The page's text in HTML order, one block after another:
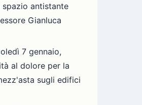
antistante
Gianluca
7 gennaio,
al dolore per la
sugli edifici